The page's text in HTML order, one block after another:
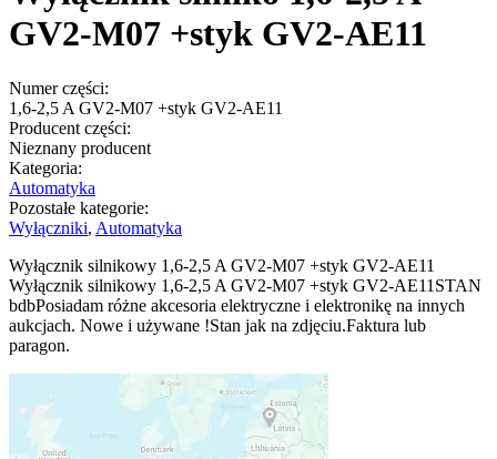
GV2-M07 +styk GV2-AE11
Numer części:
1,6-2,5 A GV2-M07 +styk GV2-AE11
Producent części:
Nieznany producent
Kategoria:
Automatyka
Pozostałe kategorie:
Wyłączniki, Automatyka
Wyłącznik silnikowy 1,6-2,5 A GV2-M07 +styk GV2-AE11
Wyłącznik silnikowy 1,6-2,5 A GV2-M07 +styk GV2-AE11STAN
bdbPosiadam różne akcesoria elektryczne i elektronikę na innych
aukcjach. Nowe i używane !Stan jak na zdjęciu.Faktura lub
paragon.